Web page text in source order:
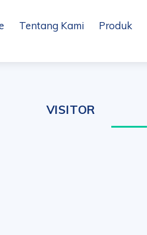
Tentang Kami Produk
VISITOR